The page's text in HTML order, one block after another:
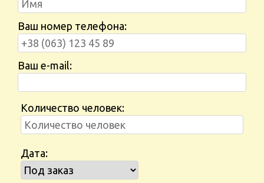
Ваш номер телефона:
Ваш e-mail:
Количество человек:
Дата: